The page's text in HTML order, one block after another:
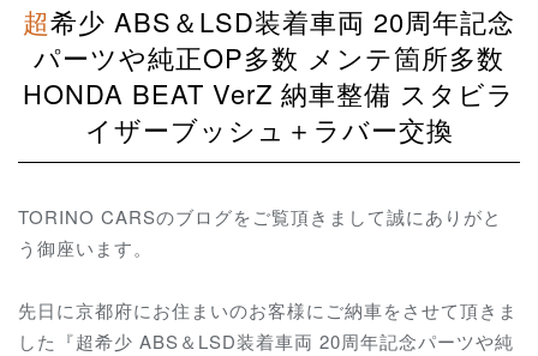
超希少 ABS＆LSD装着車両 20周年記念
パーツや純正OP多数 メンテ箇所多数
HONDA BEAT VerZ 納車整備 スタビラ
イザーブッシュ＋ラバー交換
TORINO CARSのブログをご覧頂きまして誠にありがと
う御座います。
先日に京都府にお住まいのお客様にご納車をさせて頂きま
した『超希少 ABS＆LSD装着車両 20周年記念パーツや純